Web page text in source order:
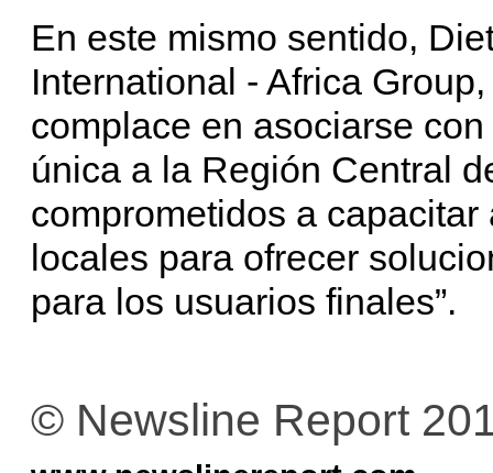
En este mismo sentido,
International - Africa
complace en asociarse
única a la Región Central
comprometidos a
locales para ofrecer
para los usuarios finales”.
© Newsline Report